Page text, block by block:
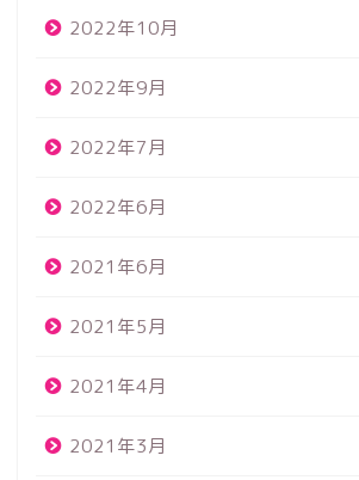
2022年10月
2022年9月
2022年7月
2022年6月
2021年6月
2021年5月
2021年4月
2021年3月